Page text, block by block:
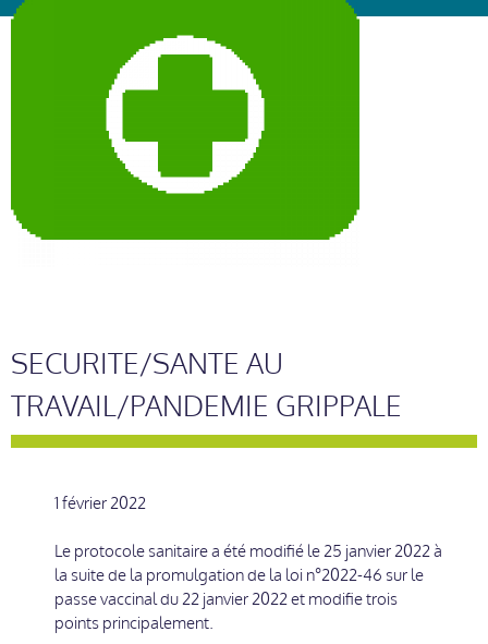
SECURITE/SANTE AU
TRAVAIL/PANDEMIE GRIPPALE
1 février 2022
Le protocole sanitaire a été modifié le 25 janvier 2022 à
la suite de la promulgation de la loi n°2022-46 sur le
passe vaccinal du 22 janvier 2022 et modifie trois
points principalement.